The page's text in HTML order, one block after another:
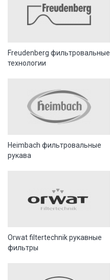
Freudenberg фильтровальные
технологии
Heimbach фильтровальные
рукава
Orwat filtertechnik рукавные
фильтры